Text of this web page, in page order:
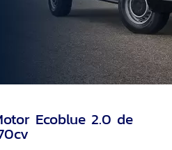
Ecoblue 2.0 de